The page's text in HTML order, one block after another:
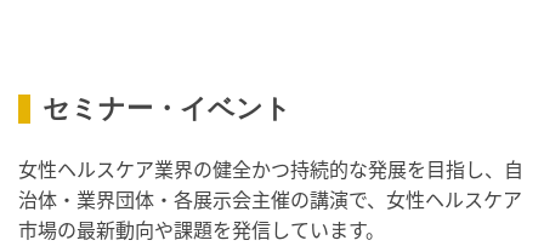
・がん征圧月間
・健康増進普及月間
・歯ヂカラ探究月間
セミナー・イベント
女性ヘルスケア業界の健全かつ持続的な発展を目指し、自
治体・業界団体・各展示会主催の講演で、女性ヘルスケア
市場の最新動向や課題を発信しています。